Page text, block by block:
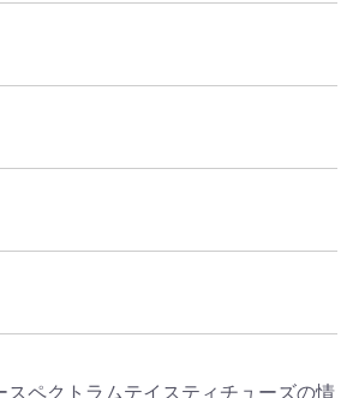
スペクトラムテイスティチューズの情